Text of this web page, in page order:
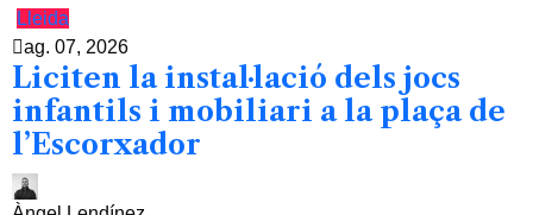
Lleida
ag. 07, 2026
Liciten la instal·lació dels jocs
infantils i mobiliari a la plaça de
l’Escorxador